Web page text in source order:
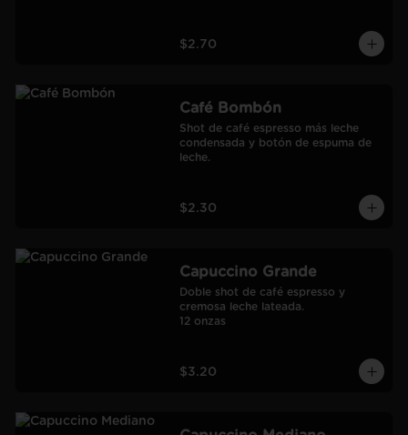
$2.70
Café Bombón
Shot de café espresso más leche
condensada y botón de espuma de
leche.
$2.30
Capuccino Grande
Doble shot de café espresso y
cremosa leche lateada.
12 onzas
$3.20